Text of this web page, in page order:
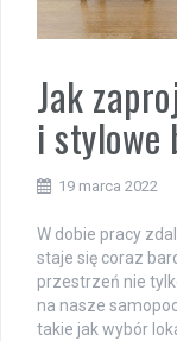
Jak
i stylowe
19 marca 2022
W dobie pracy
staje się coraz
przestrzeń nie
na nasze
takie jak wybór